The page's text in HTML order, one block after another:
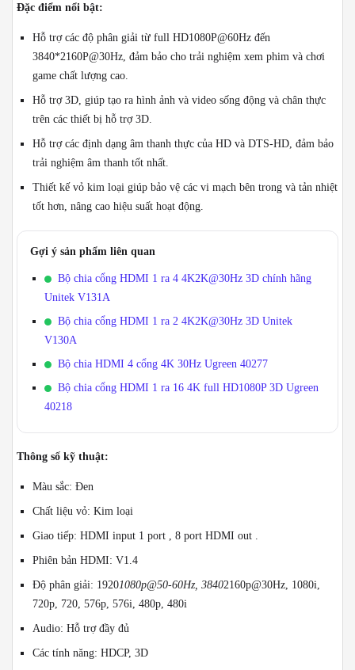
Đặc điểm nổi bật:
Hỗ trợ các độ phân giải từ full HD1080P@60Hz đến
3840*2160P@30Hz, đảm bảo cho trải nghiệm xem phim và chơi
game chất lượng cao.
Hỗ trợ 3D, giúp tạo ra hình ảnh và video sống động và chân thực
trên các thiết bị hỗ trợ 3D.
Hỗ trợ các định dạng âm thanh thực của HD và DTS-HD, đảm bảo
trải nghiệm âm thanh tốt nhất.
Thiết kế vỏ kim loại giúp bảo vệ các vi mạch bên trong và tản nhiệt
tốt hơn, nâng cao hiệu suất hoạt động.
Gợi ý sản phẩm liên quan
Bộ chia cổng HDMI 1 ra 4 4K2K@30Hz 3D chính hãng
Unitek V131A
Bộ chia cổng HDMI 1 ra 2 4K2K@30Hz 3D Unitek
V130A
Bộ chia HDMI 4 cổng 4K 30Hz Ugreen 40277
Bộ chia cổng HDMI 1 ra 16 4K full HD1080P 3D Ugreen
40218
Thông số kỹ thuật:
Màu sắc: Đen
Chất liệu vỏ: Kim loại
Giao tiếp: HDMI input 1 port , 8 port HDMI out .
Phiên bản HDMI: V1.4
Độ phân giải: 19201080p@50-60Hz, 38402160p@30Hz, 1080i,
720p, 720, 576p, 576i, 480p, 480i
Audio: Hỗ trợ đầy đủ
Các tính năng: HDCP, 3D